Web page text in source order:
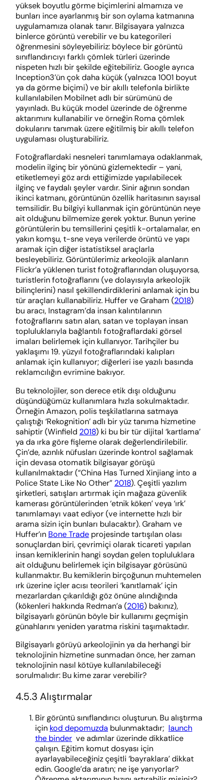
yüksek boyutlu görme biçimlerini almamıza ve
bunları ince ayarlanmış bir son oylama katmanına
uygulamamıza olanak tanır. Bilgisayara yalnızca
binlerce görüntü verebilir ve bu kategorileri
öğrenmesini söyleyebiliriz: böylece bir görüntü
sınıflandırıcıyı farklı çömlek türleri üzerinde
nispeten hızlı bir şekilde eğitebiliriz. Google ayrıca
Inception3’ün çok daha küçük (yalnızca 1001 boyut
ya da görme biçimi) ve bir akıllı telefonla birlikte
kullanılabilen Mobilnet adlı bir sürümünü de
yayınladı. Bu küçük model üzerinde de öğrenme
aktarımını kullanabilir ve örneğin Roma çömlek
dokularını tanımak üzere eğitilmiş bir akıllı telefon
uygulaması oluşturabiliriz.
Fotoğraflardaki nesneleri tanımlamaya odaklanmak,
modelin ilginç bir yönünü gizlemektedir – yani,
etiketlemeyi göz ardı ettiğimizde yapılabilecek
ilginç ve faydalı şeyler vardır. Sinir ağının sondan
ikinci katmanı, görüntünün özellik haritasının sayısal
temsilidir. Bu bilgiyi kullanmak için görüntünün neye
ait olduğunu bilmemize gerek yoktur. Bunun yerine
görüntülerin bu temsillerini çeşitli k-ortalamalar, en
yakın komşu, t-sne veya verilerde örüntü ve yapı
aramak için diğer istatistiksel araçlarla
besleyebiliriz. Görüntülerimiz arkeolojik alanların
Flickr’a yüklenen turist fotoğraflarından oluşuyorsa,
turistlerin fotoğraflarını (ve dolayısıyla arkeolojik
bilinçlerini) nasıl şekillendirdiklerini anlamak için bu
tür araçları kullanabiliriz. Huffer ve Graham (2018)
bu aracı, Instagram’da insan kalıntılarının
fotoğraflarını satın alan, satan ve toplayan insan
topluluklarıyla bağlantılı fotoğraflardaki görsel
imaları belirlemek için kullanıyor. Tarihçiler bu
yaklaşımı 19. yüzyıl fotoğraflarındaki kalıpları
anlamak için kullanıyor; diğerleri ise yazılı basında
reklamcılığın evrimine bakıyor.
Bu teknolojiler, son derece etik dışı olduğunu
düşündüğümüz kullanımlara hızla sokulmaktadır.
Örneğin Amazon, polis teşkilatlarına satmaya
çalıştığı ‘Rekognition’ adlı bir yüz tanıma hizmetine
sahiptir (Winfield 2018) ki bu bir tür dijital ‘kartlama’
ya da ırka göre fişleme olarak değerlendirilebilir.
Çin’de, azınlık nüfusları üzerinde kontrol sağlamak
için devasa otomatik bilgisayar görüşü
kullanılmaktadır (“China Has Turned Xinjiang into a
Police State Like No Other” 2018). Çeşitli yazılım
şirketleri, satışları artırmak için mağaza güvenlik
kamerası görüntülerinden ‘etnik köken’ veya ‘ırk’
tanımlamayı vaat ediyor (ve internette hızlı bir
arama sizin için bunları bulacaktır). Graham ve
Huffer’ın Bone Trade projesinde tartışılan olası
sonuçlardan biri, çevrimiçi olarak ticareti yapılan
insan kemiklerinin hangi soydan gelen topluluklara
ait olduğunu belirlemek için bilgisayar görüsünü
kullanmaktır. Bu kemiklerin birçoğunun muhtemelen
ırk üzerine içler acısı teorileri ‘kanıtlamak’ için
mezarlardan çıkarıldığı göz önüne alındığında
(kökenleri hakkında Redman’a (2016) bakınız),
bilgisayarlı görünün böyle bir kullanımı geçmişin
günahlarını yeniden yaratma riskini taşımaktadır.
Bilgisayarlı görüyü arkeolojinin ya da herhangi bir
teknolojinin hizmetine sunmadan önce, her zaman
teknolojinin nasıl kötüye kullanılabileceği
sorulmalıdır: Bu kime zarar verebilir?
4.5.3 Alıştırmalar
Bir görüntü sınıflandırıcı oluşturun. Bu alıştırma
için kod depomuzda bulunmaktadır; launch
the binder ve adımlar üzerinde dikkatlice
çalışın. Eğitim komut dosyası için
ayarlayabileceğiniz çeşitli ‘bayraklara’ dikkat
edin. Google’da aratın; ne işe yarıyorlar?